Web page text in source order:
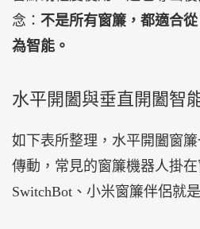
念： 不是所有窗簾，都適合
為智能。
水平開闔與垂直開闔智
如下表所整理，水平開闔窗
傳動，常見的窗簾機器人掛
SwitchBot、小米窗簾伴侶就